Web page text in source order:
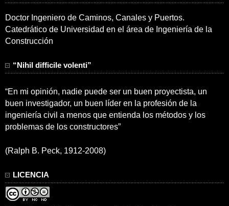
Doctor Ingeniero de Caminos, Canales y Puertos.
Catedrático de Universidad en el área de Ingeniería de la
Construcción
“Nihil difficile volenti”
“En mi opinión, nadie puede ser un buen proyectista, un
buen investigador, un buen líder en la profesión de la
ingeniería civil a menos que entienda los métodos y los
problemas de los constructores”
(Ralph B. Peck, 1912-2008)
LICENCIA